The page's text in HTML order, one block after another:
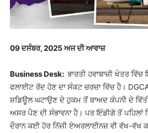
09ਦਸੰਬਰ, 2025 ਅਜ ਦੀ ਆਵਾਜ਼
Business Desk: ਭਾਰਤੀ ਹਵਾਬਾਜ਼ੀ ਖੇਤਰ
ਫਲਾਈਟ ਰੱਦ ਹੋਣ ਦਾ ਸੰਕਟ ਚਰਚਾ ਵਿੱਚ ਹੈ।
ਸ਼ਡਿਊਲ ਘਟਾਉਣ ਦੇ ਹੁਕਮ ਤੋਂ ਬਾਅਦ ਕੰਪਨੀ ਦੇ
ਅਸਰ ਪੈਣ ਦੀ ਸੰਭਾਵਨਾ ਹੈ। ਪਰ ਇੰਡੀਗੋ ਤੋਂ ਪਹਿਲਾਂ
ਦੌਰਾਨ ਕਈ ਹੋਰ ਨਿੱਜੀ ਏਅਰਲਾਈਨਜ਼ ਵੀ ਵੱਖ-ਵੱਖ